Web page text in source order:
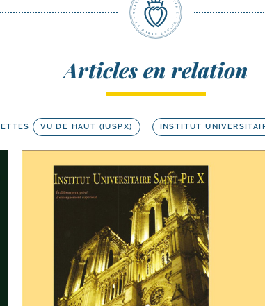
Articles en relation
VU DE HAUT (IUSPX) INSTITUT